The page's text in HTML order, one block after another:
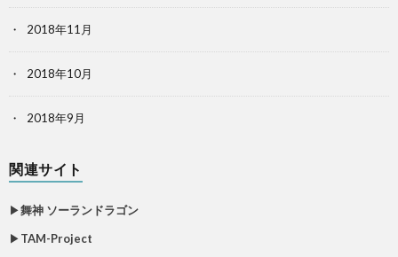
2018年11月
2018年10月
2018年9月
関連サイト
▶舞神 ソーランドラゴン
▶TAM-Project